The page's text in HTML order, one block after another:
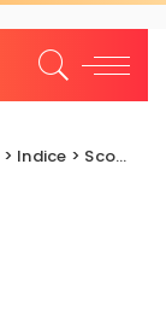
> Indice > Scoperte e scavi